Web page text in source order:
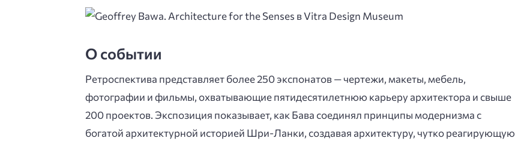
О событии
Ретроспектива представляет более 250 экспонатов — чертежи, макеты, мебель,
фотографии и фильмы, охватывающие пятидесятилетнюю карьеру архитектора и свыше
200 проектов. Экспозиция показывает, как Бава соединял принципы модернизма с
богатой архитектурной историей Шри-Ланки, создавая архитектуру, чутко реагирующую